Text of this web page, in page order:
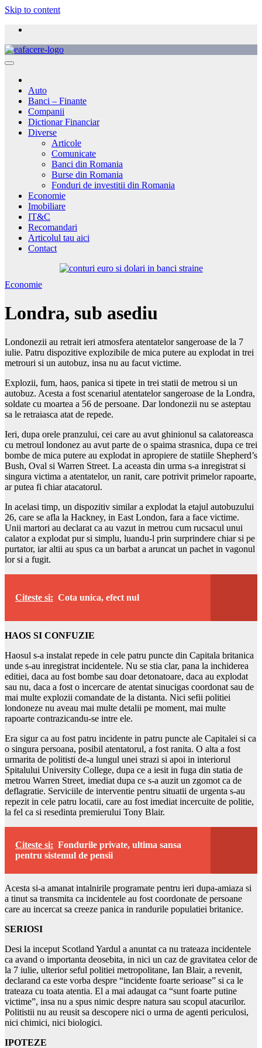
Skip to content
Auto
Banci – Finante
Companii
Dictionar Financiar
Diverse
Articole
Comunicate
Banci din Romania
Burse din Romania
Fonduri de investitii din Romania
Economie
Imobiliare
IT&C
Recomandari
Articolul tau aici
Contact
Economie
Londra, sub asediu
Londonezii au retrait ieri atmosfera atentatelor sangeroase de la 7
iulie. Patru dispozitive explozibile de mica putere au explodat in trei
metrouri si un autobuz, insa nu au facut victime.
Explozii, fum, haos, panica si tipete in trei statii de metrou si un
autobuz. Acesta a fost scenariul atentatelor sangeroase de la Londra,
soldate cu moartea a 56 de persoane. Dar londonezii nu se asteptau
sa le retraiasca atat de repede.
Ieri, dupa orele pranzului, cei care au avut ghinionul sa calatoreasca
cu metroul londonez au avut parte de o spaima strasnica, dupa ce trei
bombe de mica putere au explodat in apropiere de statiile Shepherd’s
Bush, Oval si Warren Street. La aceasta din urma s-a inregistrat si
singura victima a atentatelor, un ranit, care potrivit primelor rapoarte,
ar putea fi chiar atacatorul.
In acelasi timp, un dispozitiv similar a explodat la etajul autobuzului
26, care se afla la Hackney, in East London, fara a face victime.
Unii martori au declarat ca au vazut in metrou cum rucsacul unui
calator a explodat pur si simplu, luandu-l prin surprindere chiar si pe
purtator, iar altii au spus ca un barbat a aruncat un pachet in vagonul
lor si a fugit.
Citeste si: Cota unica, efect nul
HAOS SI CONFUZIE
Haosul s-a instalat repede in cele patru puncte din Capitala britanica
unde s-au inregistrat incidentele. Nu se stia clar, pana la inchiderea
editiei, daca au fost bombe sau doar detonatoare, daca au explodat
sau nu, daca a fost o incercare de atentat sinucigas coordonat sau de
mai multe explozii comandate de la distanta. Nici sefii politiei
londoneze nu aveau mai multe detalii pe moment, mai multe
rapoarte contrazicandu-se intre ele.
Era sigur ca au fost patru incidente in patru puncte ale Capitalei si ca
o singura persoana, posibil atentatorul, a fost ranita. O alta a fost
urmarita de politisti de-a lungul unei strazi si apoi in interiorul
Spitalului University College, dupa ce a iesit in fuga din statia de
metrou Warren Street, imediat dupa ce s-a auzit un zgomot ca de
deflagratie. Serviciile de interventie pentru situatii de urgenta s-au
repezit in cele patru locatii, care au fost imediat incercuite de politie,
la fel ca si resedinta premierului Tony Blair.
Citeste si: Fondurile private, ultima sansa
pentru sistemul de pensii
Acesta si-a amanat intalnirile programate pentru ieri dupa-amiaza si
a tinut sa transmita ca incidentele au fost coordonate de persoane
care au incercat sa creeze panica in randurile populatiei britanice.
SERIOSI
Desi la inceput Scotland Yardul a anuntat ca nu trateaza incidentele
ca avand o importanta deosebita, in nici un caz de gravitatea celor de
la 7 iulie, ulterior seful politiei metropolitane, Ian Blair, a revenit,
declarand ca este vorba despre “incidente foarte serioase” si ca le
trateaza cu toata atentia. El a mai adaugat ca “sunt foarte putine
victime”, insa nu a spus nimic despre natura sau scopul atacurilor.
Politistii nu au reusit sa descopere nici o urma de agenti periculosi,
nici chimici, nici biologici.
IPOTEZE